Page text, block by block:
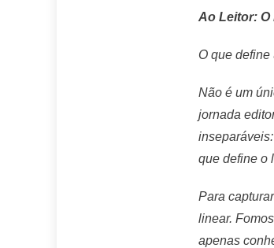
Ao Leitor: O
O que
Não é um
jornada
que define o
Para
linear.
apenas